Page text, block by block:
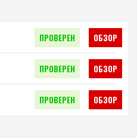
ПРОВЕРЕН ОБЗОР
ПРОВЕРЕН ОБЗОР
ПРОВЕРЕН ОБЗОР